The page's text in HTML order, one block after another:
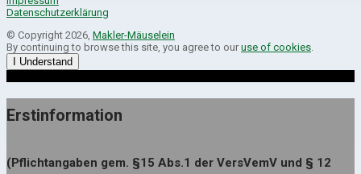
Datenschutzerklärung
© Copyright 2026, Makler-Mäuselein
By continuing to browse this site, you agree to our use of cookies
I Understand
Erstinformation
(Pflichtangaben gem. §15 Abs.1 der VersVemV und § 12